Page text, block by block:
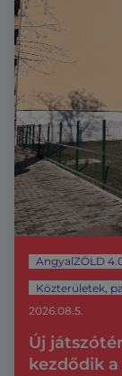
AngyalZÖLD
Közterületek,
Új
kezdődik
2026.08.5.